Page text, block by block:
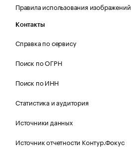
Правила использования изображений
Контакты
Справка по сервису
Поиск по ОГРН
Поиск по ИНН
Статистика и аудитория
Источники данных
Источник отчетности Контур.Фокус